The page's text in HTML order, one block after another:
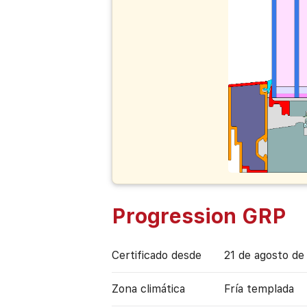
Progression GRP
Certificado desde 21 de agosto de
Zona climática Fría templada